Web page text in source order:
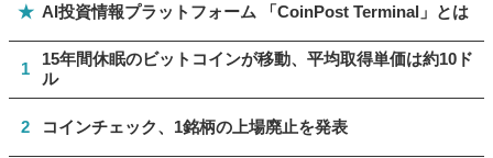
★ AI投資情報プラットフォーム 「CoinPost Terminal」とは
1
15年間休眠のビットコインが移動、平均取得単価は約10ド
ル
2 コインチェック、1銘柄の上場廃止を発表